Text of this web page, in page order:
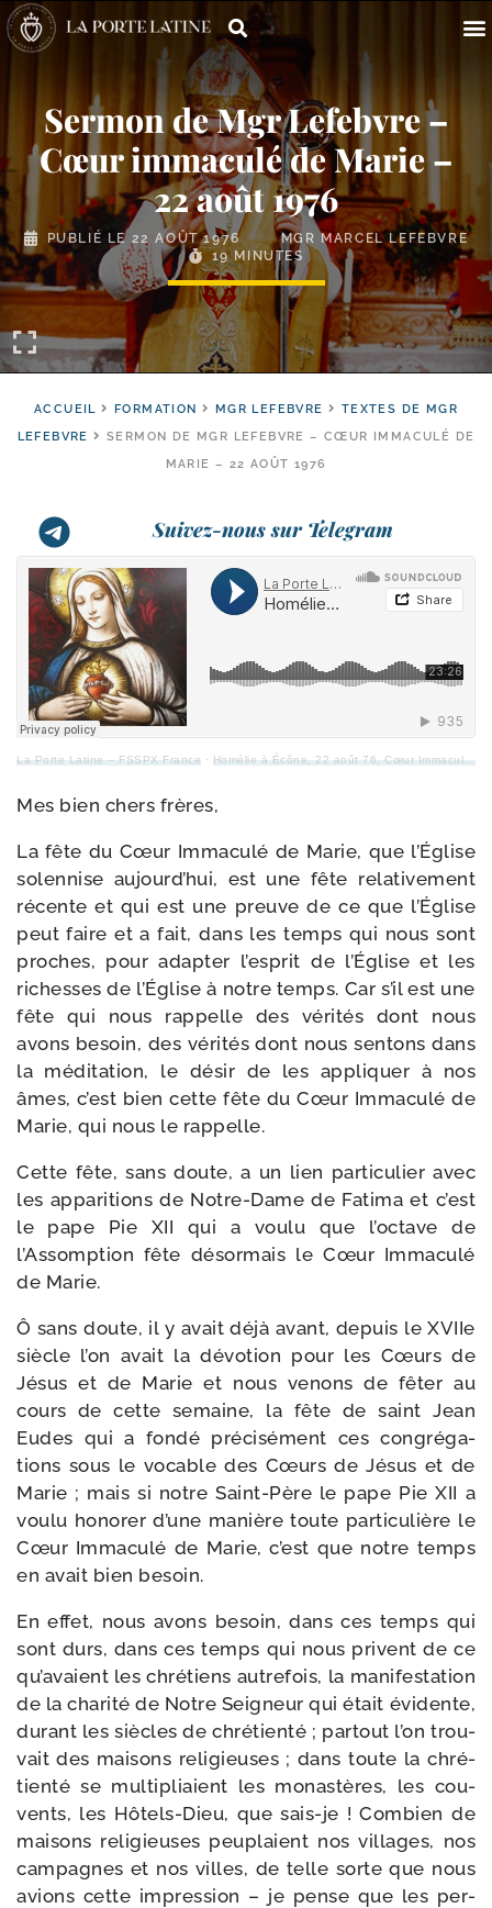
Sermon de Mgr Lefebvre –
Cœur immaculé de Marie –
22 août 1976
PUBLIÉ LE 22 AOÛT 1976
MGR MARCEL LEFEBVRE
19 MINUTES
ACCUEIL FORMATION MGR LEFEBVRE
TEXTES DE MGR
LEFEBVRE
SERMON DE MGR LEFEBVRE – CŒUR IMMACULÉ DE
MARIE – 22 AOÛT 1976
Suivez-nous sur Telegram
La Porte Latine – FSSPX France · Homélie à Écône, 22 août 76, Cœur Immaculé de Marie
Mes bien chers frères,
La fête du Cœur Immaculé de Marie, que l’Église
solen­nise aujourd’hui, est une fête rela­ti­ve­ment
récente et qui est une preuve de ce que l’Église
peut faire et a fait, dans les temps qui nous sont
proches, pour adap­ter l’esprit de l’Église et les
richesses de l’Église à notre temps. Car s’il est une
fête qui nous rap­pelle des véri­tés dont nous
avons besoin, des véri­tés dont nous sen­tons dans
la médi­ta­tion, le désir de les appli­quer à nos
âmes, c’est bien cette fête du Cœur Immaculé de
Marie, qui nous le rappelle.
Cette fête, sans doute, a un lien par­ti­cu­lier avec
les appa­ri­tions de Notre-​Dame de Fatima et c’est
le pape Pie XII qui a vou­lu que l’octave de
l’Assomption fête désor­mais le Cœur Immaculé
de Marie.
Ô sans doute, il y avait déjà avant, depuis le XVIIe
siècle l’on avait la dévo­tion pour les Cœurs de
Jésus et de Marie et nous venons de fêter au
cours de cette semaine, la fête de saint Jean
Eudes qui a fon­dé pré­ci­sé­ment ces congré­ga­
tions sous le vocable des Cœurs de Jésus et de
Marie ; mais si notre Saint-​Père le pape Pie XII a
vou­lu hono­rer d’une manière toute par­ti­cu­lière le
Cœur Immaculé de Marie, c’est que notre temps
en avait bien besoin.
En effet, nous avons besoin, dans ces temps qui
sont durs, dans ces temps qui nous privent de ce
qu’avaient les chré­tiens autre­fois, la mani­fes­ta­tion
de la cha­ri­té de Notre Seigneur qui était évi­dente,
durant les siècles de chré­tien­té ; par­tout l’on trou­
vait des mai­sons reli­gieuses ; dans toute la chré­
tien­té se mul­ti­pliaient les monas­tères, les cou­
vents, les Hôtels-​Dieu, que sais-​je ! Combien de
mai­sons reli­gieuses peu­plaient nos vil­lages, nos
cam­pagnes et nos villes, de telle sorte que nous
avions cette impres­sion – je pense que les per­